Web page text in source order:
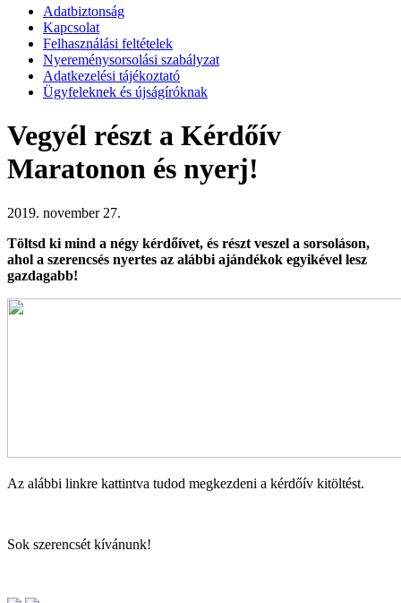
Adatbiztonság
Kapcsolat
Felhasználási feltételek
Nyereménysorsolási szabályzat
Adatkezelési tájékoztató
Ügyfeleknek és újságíróknak
Vegyél részt a Kérdőív
Maratonon és nyerj!
2019. november 27.
Töltsd ki mind a négy kérdőívet, és részt veszel a sorsoláson,
ahol a szerencsés nyertes az alábbi ajándékok egyikével lesz
gazdagabb!
Az alábbi linkre kattintva tudod megkezdeni a kérdőív kitöltést.
Sok szerencsét kívánunk!